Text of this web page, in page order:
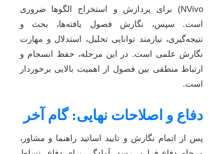
NVivo) برای پردازش و استخراج الگوها ضروری
است. سپس، نگارش فصول یافته‌ها، بحث و
نتیجه‌گیری، نیازمند توانایی تحلیل، استدلال و مهارت
نگارش علمی است. در این مرحله، حفظ انسجام و
ارتباط منطقی بین فصول از اهمیت بالایی برخوردار
است.
دفاع و اصلاحات نهایی: گام آخر
پس از اتمام نگارش و تایید اساتید راهنما و مشاور،